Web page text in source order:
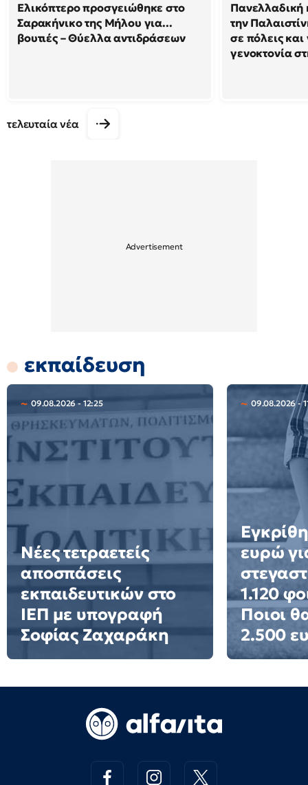
Ελικόπτερο προσγειώθηκε στο
Σαρακήνικο της Μήλου για...
βουτιές – Θύελλα αντιδράσεων
Πανελλαδική
την
σε πόλεις και
γενοκτονία
τελευταία νέα
εκπαίδευση
09.08.2026 - 12:25
Νέες τετραετείς
αποσπάσεις
εκπαιδευτικών στο
ΙΕΠ με υπογραφή
Σοφίας Ζαχαράκη
09.08.2026 -
ευρώ
1.120
Ποιοι
2.500